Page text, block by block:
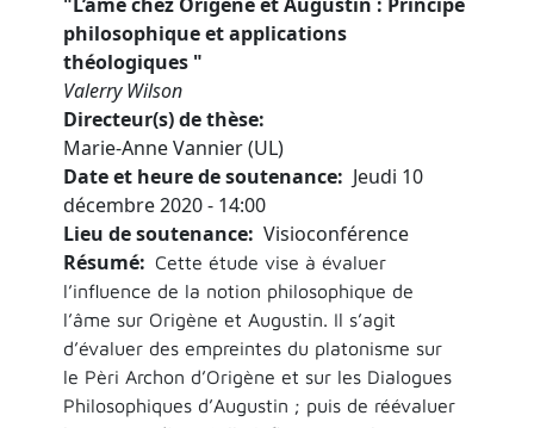
philosophique et applications
théologiques"
Valerry Wilson
Directeur(s) de thèse
Marie-Anne Vannier (UL)
Date et heure de soutenance
Jeudi 10
décembre 2020 - 14:00
Lieu de soutenance
Visioconférence
Résumé
Cette étude vise à évaluer
l’influence de la notion philosophique de
l’âme sur Origène et Augustin. Il s’agit
d’évaluer des empreintes du platonisme sur
le Pèri Archon d’Origène et sur les Dialogues
Philosophiques d’Augustin ; puis de réévaluer